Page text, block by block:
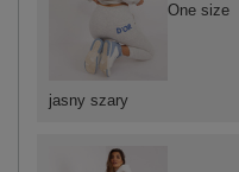
jasny szary
One size